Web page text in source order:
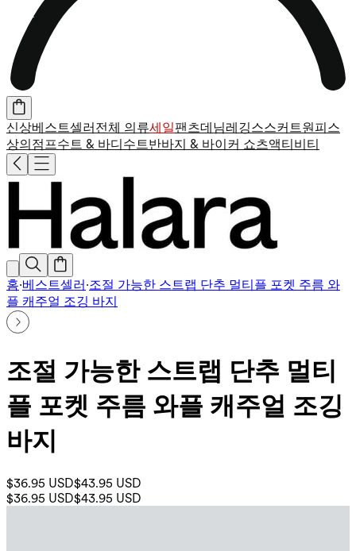
신상베스트셀러 전체 의류세일팬츠데님레깅스스커트원피스
상의 점프수트 & 바디수트반바지 & 바이커 쇼츠액티비티
홈·베스트셀러 ·조절 가능한 스트랩 단추 멀티플 포켓 주름 와
플 캐주얼 조깅 바지
조절 가능한 스트랩 단추 멀티
플 포켓 주름 와플 캐주얼 조깅
바지
$36.95 USD$43.95 USD
$36.95 USD$43.95 USD